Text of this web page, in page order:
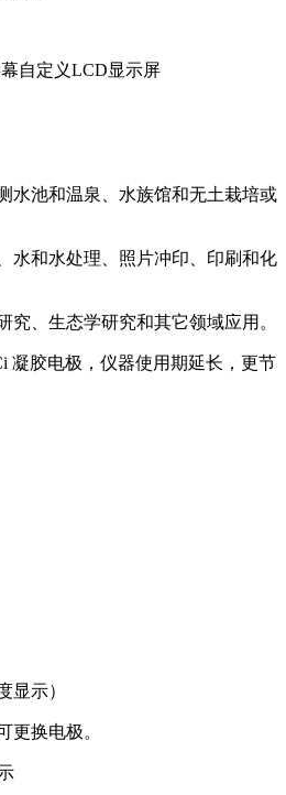
幕自定义LCD显示屏
水池和温泉、水族馆和无土栽培或
水和水处理、照片冲印、印刷和化
究、生态学研究和其它领域应用。
凝胶电极，仪器使用期延长，更节
显示）
更换电极。